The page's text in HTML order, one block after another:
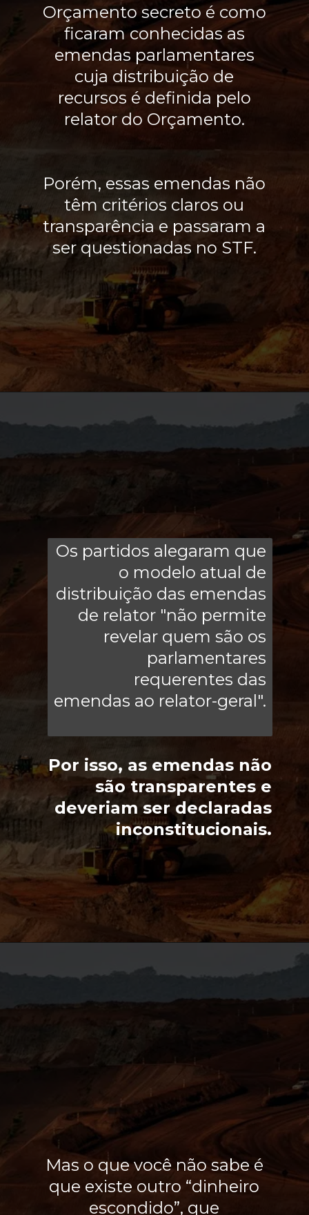
Orçamento secreto é como
ficaram conhecidas as
emendas parlamentares
cuja distribuição de
recursos é definida pelo
relator do Orçamento.
Porém, essas emendas não
têm critérios claros ou
transparência e passaram a
ser questionadas no STF.
Os partidos alegaram que
o modelo atual de
distribuição das emendas
de relator "não permite
revelar quem são os
parlamentares
requerentes das
emendas ao relator-geral".
Por isso, as emendas não
são transparentes e
deveriam ser declaradas
inconstitucionais.
Mas o que você não sabe é
que existe outro “dinheiro
escondido”, que